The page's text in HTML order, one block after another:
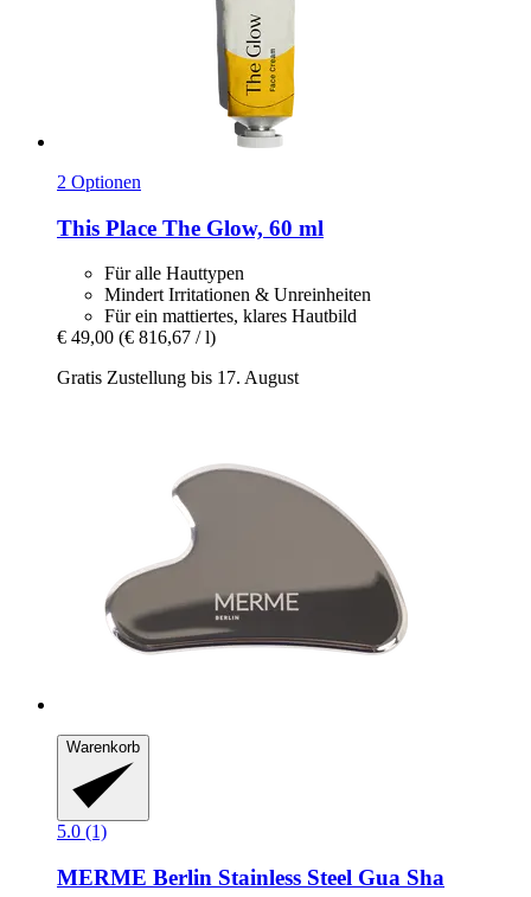
2 Optionen
This Place The Glow, 60 ml
Für alle Hauttypen
Mindert Irritationen & Unreinheiten
Für ein mattiertes, klares Hautbild
€ 49,00 (€ 816,67 / l)
Gratis Zustellung bis 17. August
Warenkorb
5.0 (1)
MERME Berlin Stainless Steel Gua Sha